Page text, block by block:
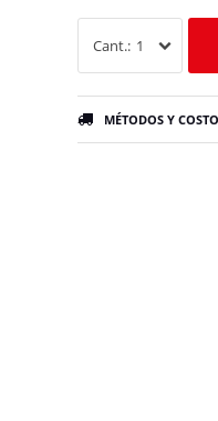
1
MÉTODOS Y